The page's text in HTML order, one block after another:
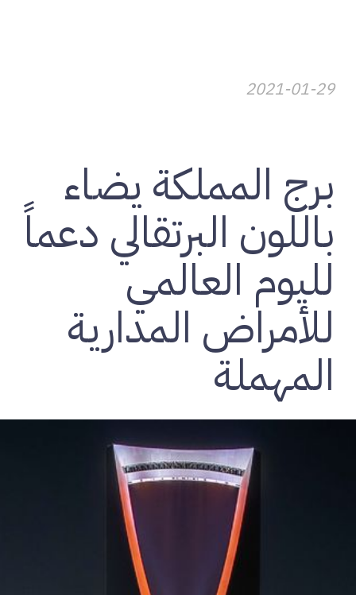
2021-01-29
برج المملكة يضاء
باللون البرتقالي دعماً
لليوم العالمي
للأمراض المدارية
المهملة